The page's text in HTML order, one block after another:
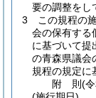
要の調整をし
3
この規程の
会の保有する
に基づいて提
の青森県議会
規程の規定に
附 則(